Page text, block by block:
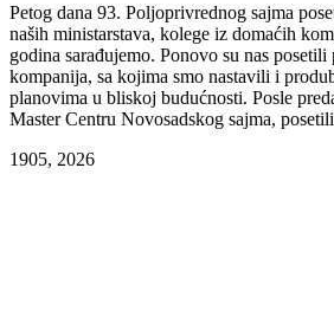
Petog dana 93. Poljoprivrednog sajma
naših ministarstava, kolege iz domaćih
godina sarađujemo. Ponovo su nas
kompanija, sa kojima smo nastavili i
planovima u bliskoj budućnosti. Posle
Master Centru Novosadskog sajma,
1905, 2026